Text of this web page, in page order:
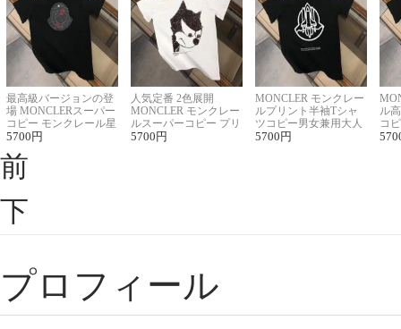
最高級バージョンの登
場 MONCLERスーパー
コピー モンクレール星
座半袖Tシャツ
5700 円
人気定番 2色展開
MONCLER モンクレー
ルスーパーコピー プリ
ント半袖Tシャツ
5700 円
MONCLER モンクレー
ルプリント半袖Tシャ
ツコピー男女兼用大人
可愛い春夏コーデ
5700 円
ル
コ
ィ
前
下
プロフィール